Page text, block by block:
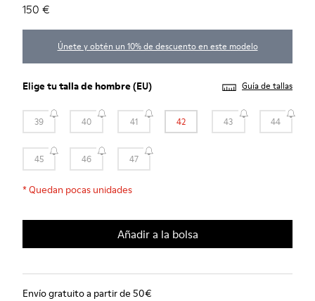
150 €
Únete y obtén un 10% de descuento en este modelo
Elige tutalla de hombre(EU) Guía de tallas
39 40 41 42 43 44
45 46 47
*Quedan pocas unidades
Añadir a la bolsa
Envío gratuito a partir de 50€